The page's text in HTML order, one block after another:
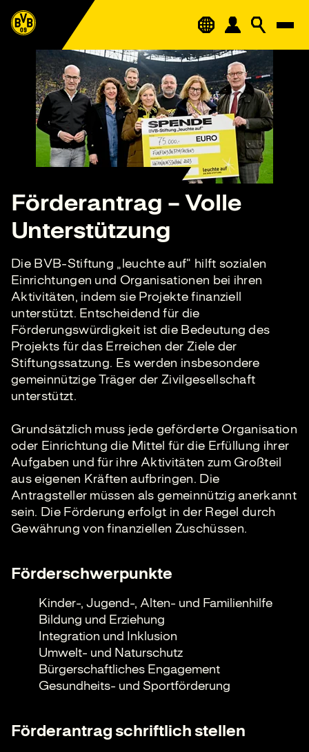
Förderantrag – Volle
Unterstützung
Die BVB-Stiftung „leuchte auf“ hilft sozialen
Einrichtungen und Organisationen bei ihren
Aktivitäten, indem sie Projekte finanziell
unterstützt. Entscheidend für die
Förderungswürdigkeit ist die Bedeutung des
Projekts für das Erreichen der Ziele der
Stiftungssatzung. Es werden insbesondere
gemeinnützige Träger der Zivilgesellschaft
unterstützt.
Grundsätzlich muss jede geförderte Organisation
oder Einrichtung die Mittel für die Erfüllung ihrer
Aufgaben und für ihre Aktivitäten zum Großteil
aus eigenen Kräften aufbringen. Die
Antragsteller müssen als gemeinnützig anerkannt
sein. Die Förderung erfolgt in der Regel durch
Gewährung von finanziellen Zuschüssen.
Förderschwerpunkte
Kinder-, Jugend-, Alten- und Familienhilfe
Bildung und Erziehung
Integration und Inklusion
Umwelt- und Naturschutz
Bürgerschaftliches Engagement
Gesundheits- und Sportförderung
Förderantrag schriftlich stellen